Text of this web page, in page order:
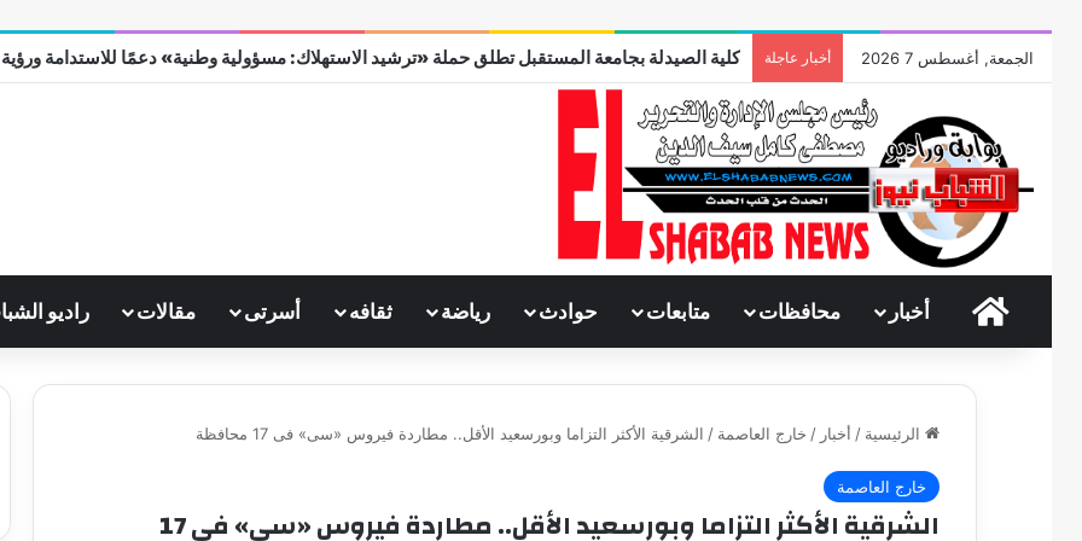
الجمعة, أغسطس 7 2026 أخبار عاجلة وقفات مباركة مع سورة الحج.. الجامع الأزهر يعقد اليوم ملتقى القضايا المعاصرة اليوم
الرئيسية
أخبار محافظات متابعات حوادث رياضة ثقافه أسرتى مقالات راديو
الرئيسية / أخبار / خارج العاصمة / الشرقية الأكثر التزاما وبورسعيد الأقل.. مطاردة فيروس «سى» فى 17 محافظة
خارج العاصمة
الشرقية الأكثر التزاما وبورسعيد الأقل.. مطاردة فيروس «سى» فى 17